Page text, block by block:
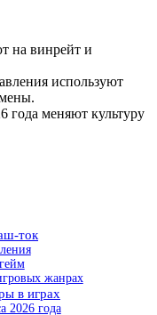
на винрейт и
используют
меняют культуру
ток
жанрах
в играх
2026 года